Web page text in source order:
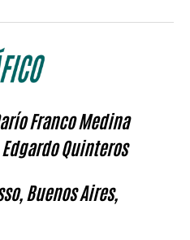
Franco Medina
Edgardo Quinteros
Buenos Aires,